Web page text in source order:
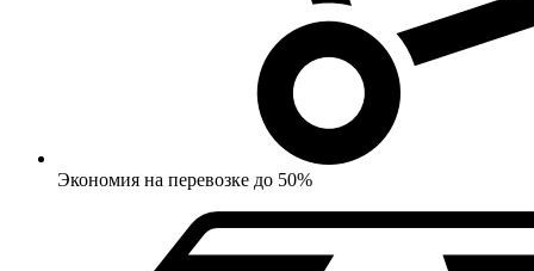
Экономия на перевозке до 50%